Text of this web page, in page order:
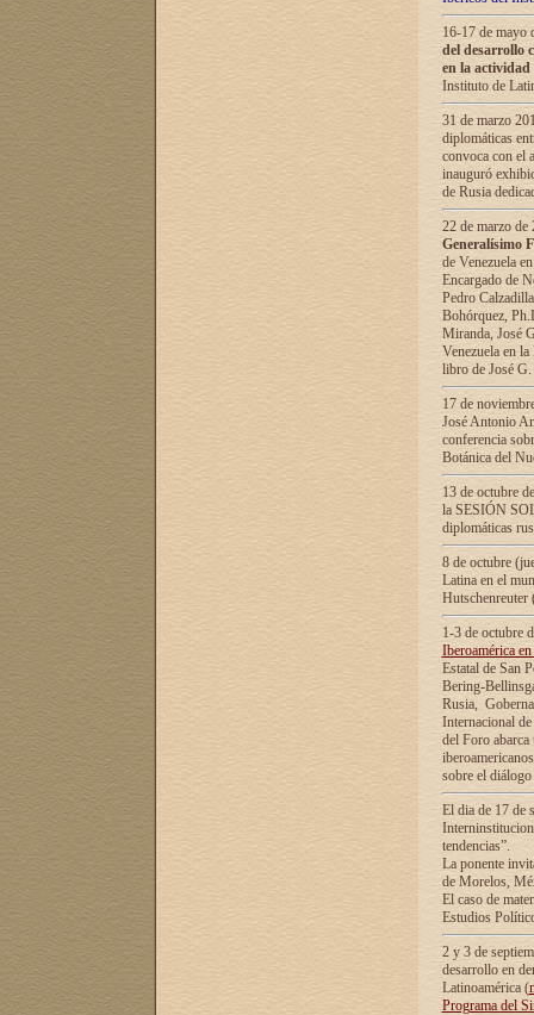
16-17 de mayo
del desarrollo
en la
Instituto de
31 de marzo
diplomáticas
convoca con el
inauguró
de Rusia
22 de marzo
Generalísimo
de Venezuela
Encargado de
Pedro
Bohórquez,
Miranda, José
Venezuela en
libro de José
17 de
José Antonio
conferencia
Botánica del
13 de octubre
la SESIÓN
diplomáticas
8 de octubre
Latina en el
1-3 de octubre
Iberoamérica
Estatal de San
Bering-
Rusia,
Internacional
del Foro
sobre el
El dia de 17 de
tendencias”.
La ponente
de Morelos,
El caso de
Estudios
2 y 3 de
desarrollo en
Latinoamérica (
Programa del